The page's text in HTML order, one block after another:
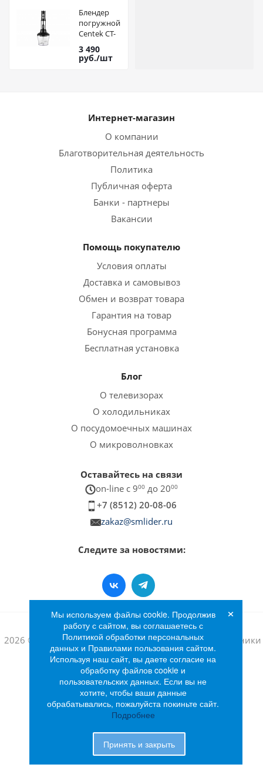
Блендер
погружной
Centek CT-
1332
3 490
руб./шт
Интернет-магазин
О компании
Благотворительная деятельность
Политика
Публичная оферта
Банки - партнеры
Вакансии
Помощь покупателю
Условия оплаты
Доставка и самовывоз
Обмен и возврат товара
Гарантия на товар
Бонусная программа
Бесплатная установка
Блог
О телевизорах
О холодильниках
О посудомоечных машинах
О микроволновках
Оставайтесь на связи
on-line c 900 до 2000
+7 (8512) 20-08-06
zakaz@smlider.ru
Следите за новостями:
2026 © Интернет-магазин бытовой техники и электроники
«Лидер»
Мы используем файлы cookie. Продолжив
работу с сайтом, вы соглашаетесь с
Политикой обработки персональных
данных и Правилами пользования сайтом.
Используя наш сайт, вы даете согласие на
обработку файлов cookie и
пользовательских данных. Если вы не
хотите, чтобы ваши данные
обрабатывались, пожалуйста покиньте сайт.
Подробнее
Принять и закрыть
×